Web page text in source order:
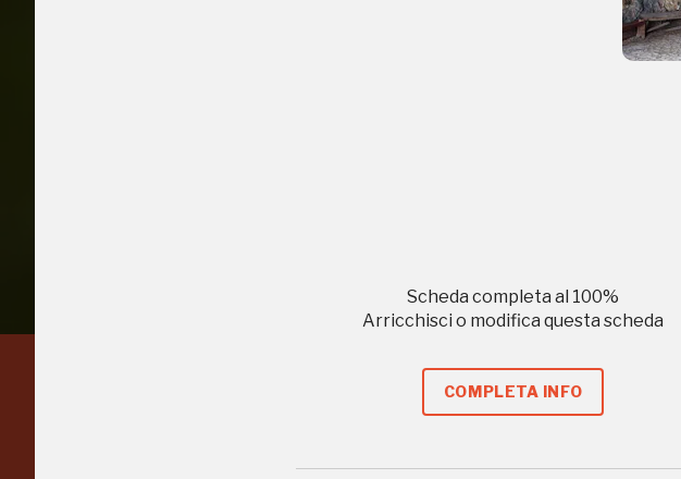
Scheda completa al 100%
Arricchisci o modifica questa scheda
COMPLETA INFO
2010, 2012, 2014, 2016, 2018, 2020, 2022